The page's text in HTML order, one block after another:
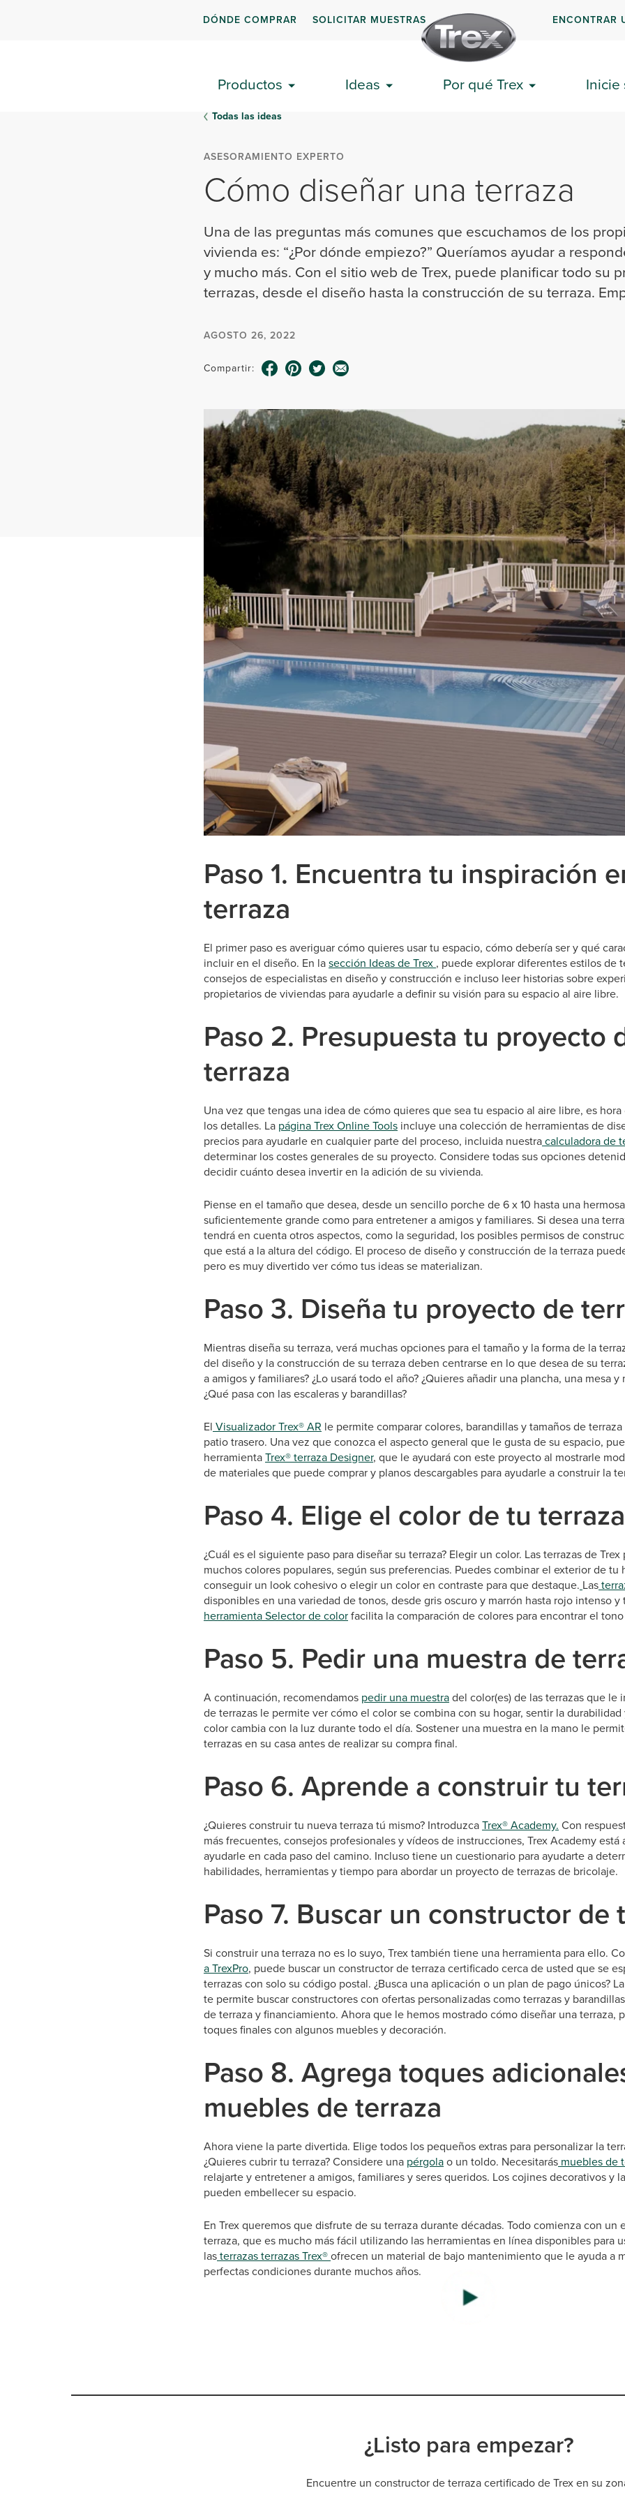
DÓNDE COMPRAR SOLICITAR MUESTRAS ENCONTRAR
Productos Ideas Por qué Trex Inicie
Todas las ideas
ASESORAMIENTO EXPERTO
Cómo diseñar una terraza
Una de las preguntas más comunes que escuchamos de los
vivienda es: “¿Por dónde empiezo?” Queríamos ayudar a
y mucho más. Con el sitio web de Trex, puede planificar todo su
terrazas, desde el diseño hasta la construcción de su terraza.
AGOSTO 26, 2022
Compartir:
Paso 1. Encuentra tu inspiración
terraza
El primer paso es averiguar cómo quieres usar tu espacio, cómo debería ser y qué
incluir en el diseño. En lasección Ideas de Trex , puede explorar diferentes estilos de
consejos de especialistas en diseño y construcción e incluso leer historias sobre
propietarios de viviendas para ayudarle a definir su visión para su espacio al aire libre.
Paso 2. Presupuesta tu proyecto
terraza
Una vez que tengas una idea de cómo quieres que sea tu espacio al aire libre, es
los detalles. La página Trex Online Tools incluye una colección de herramientas de
precios para ayudarle en cualquier parte del proceso, incluida nuestracalculadora de
determinar los costes generales de su proyecto. Considere todas sus opciones
decidir cuánto desea invertir en la adición de su vivienda.
Piense en el tamaño que desea, desde un sencillo porche de 6 x 10 hasta una
suficientemente grande como para entretener a amigos y familiares. Si desea una
tendrá en cuenta otros aspectos, como la seguridad, los posibles permisos de
que está a la altura del código. El proceso de diseño y construcción de la terraza
pero es muy divertido ver cómo tus ideas se materializan.
Paso 3. Diseña tu proyecto de
Mientras diseña su terraza, verá muchas opciones para el tamaño y la forma de la
del diseño y la construcción de su terraza deben centrarse en lo que desea de su
a amigos y familiares? ¿Lo usará todo el año? ¿Quieres añadir una plancha, una mesa y
¿Qué pasa con las escaleras y barandillas?
El Visualizador Trex® AR le permite comparar colores, barandillas y tamaños de
patio trasero. Una vez que conozca el aspecto general que le gusta de su espacio,
herramientaTrex® terraza Designer, que le ayudará con este proyecto al mostrarle
de materiales que puede comprar y planos descargables para ayudarle a construir la
Paso 4. Elige el color de tu terraza
¿Cuál es el siguiente paso para diseñar su terraza? Elegir un color. Las terrazas de
muchos colores populares, según sus preferencias. Puedes combinar el exterior de tu
conseguir un look cohesivo o elegir un color en contraste para que destaque. Las
disponibles en una variedad de tonos, desde gris oscuro y marrón hasta rojo intenso y
herramienta Selector de colorfacilita la comparación de colores para encontrar el
Paso 5. Pedir una muestra de
A continuación, recomendamos pedir una muestradel color(es) de las terrazas que le
de terrazas le permite ver cómo el color se combina con su hogar, sentir la
color cambia con la luz durante todo el día. Sostener una muestra en la mano le
terrazas en su casa antes de realizar su compra final.
Paso 6. Aprende a construir tu
¿Quieres construir tu nueva terraza tú mismo? IntroduzcaTrex® Academy. Con
más frecuentes, consejos profesionales y vídeos de instrucciones, Trex Academy está
ayudarle en cada paso del camino. Incluso tiene un cuestionario para ayudarte a
habilidades, herramientas y tiempo para abordar un proyecto de terrazas de bricolaje.
Paso 7. Buscar un constructor de
Si construir una terraza no es lo suyo, Trex también tiene una herramienta para ello.
a TrexPro, puede buscar un constructor de terraza certificado cerca de usted que se
terrazas con solo su código postal. ¿Busca una aplicación o un plan de pago únicos?
te permite buscar constructores con ofertas personalizadas como terrazas y
de terraza y financiamiento. Ahora que le hemos mostrado cómo diseñar una terraza,
toques finales con algunos muebles y decoración.
Paso 8. Agrega toques
muebles de terraza
Ahora viene la parte divertida. Elige todos los pequeños extras para personalizar la
¿Quieres cubrir tu terraza? Considere una pérgolao un toldo. Necesitarás muebles de
relajarte y entretener a amigos, familiares y seres queridos. Los cojines decorativos y
pueden embellecer su espacio.
En Trex queremos que disfrute de su terraza durante décadas. Todo comienza con un
terraza, que es mucho más fácil utilizando las herramientas en línea disponibles para
lasterrazas terrazas Trex®ofrecen un material de bajo mantenimiento que le ayuda a
perfectas condiciones durante muchos años.
¿Listo para empezar?
Encuentre un constructor de terraza certificado de Trex en su